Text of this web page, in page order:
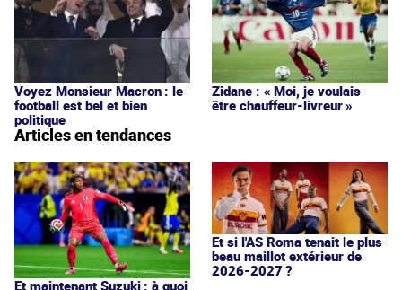
Voyez Monsieur Macron : le
football est bel et bien
politique
Zidane : « Moi, je voulais
être chauffeur-livreur »
Articles en tendances
Et maintenant Suzuki : à quoi
Et si l'AS Roma tenait le plus
beau maillot extérieur de
2026-2027 ?